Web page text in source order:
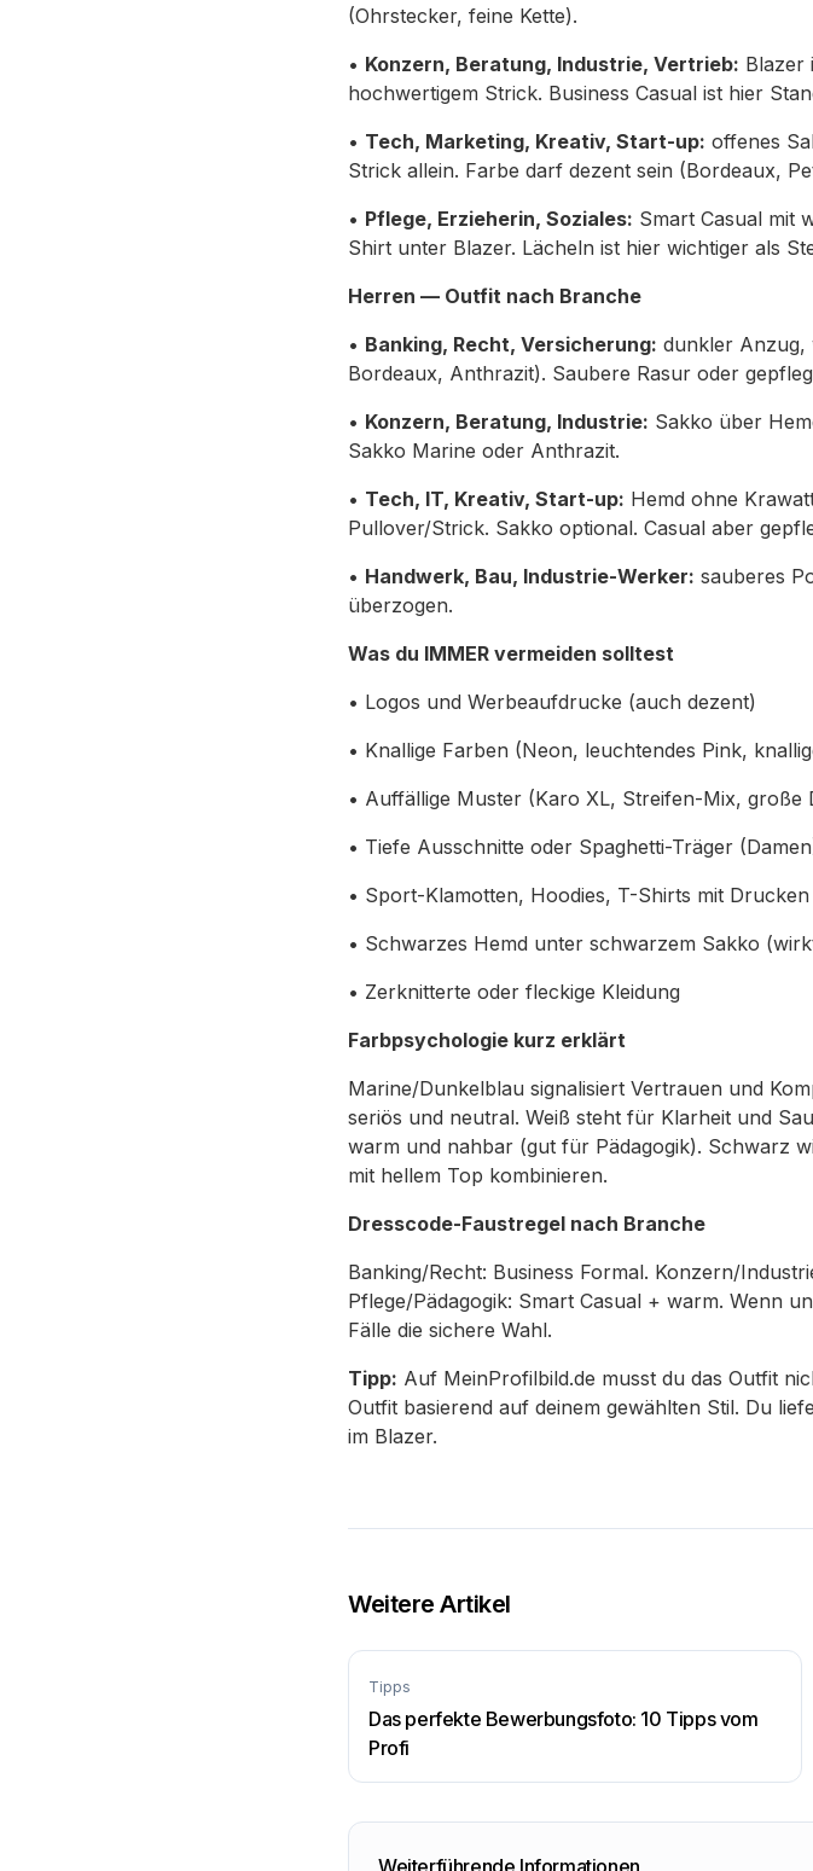
(Ohrstecker, feine Kette).
• Konzern, Beratung, Industrie, Vertrieb: Blazer
hochwertigem Strick. Business Casual ist hier
• Tech, Marketing, Kreativ, Start-up: offenes
Strick allein. Farbe darf dezent sein (Bordeaux,
• Pflege, Erzieherin, Soziales: Smart Casual mit
Shirt unter Blazer. Lächeln ist hier wichtiger als
Herren — Outfit nach Branche
• Banking, Recht, Versicherung: dunkler Anzug,
Bordeaux, Anthrazit). Saubere Rasur oder
• Konzern, Beratung, Industrie: Sakko über
Sakko Marine oder Anthrazit.
• Tech, IT, Kreativ, Start-up: Hemd ohne
Pullover/Strick. Sakko optional. Casual aber
• Handwerk, Bau, Industrie-Werker: sauberes
überzogen.
Was du IMMER vermeiden solltest
• Logos und Werbeaufdrucke (auch dezent)
• Knallige Farben (Neon, leuchtendes Pink,
• Auffällige Muster (Karo XL, Streifen-Mix, große
• Tiefe Ausschnitte oder Spaghetti-Träger
• Sport-Klamotten, Hoodies, T-Shirts mit Drucken
• Schwarzes Hemd unter schwarzem Sakko
• Zerknitterte oder fleckige Kleidung
Farbpsychologie kurz erklärt
Marine/Dunkelblau signalisiert Vertrauen und
seriös und neutral. Weiß steht für Klarheit und
warm und nahbar (gut für Pädagogik). Schwarz
mit hellem Top kombinieren.
Dresscode-Faustregel nach Branche
Banking/Recht: Business Formal. Konzern/
Pflege/Pädagogik: Smart Casual + warm. Wenn
Fälle die sichere Wahl.
Tipp: Auf MeinProfilbild.de musst du das Outfit
Outfit basierend auf deinem gewählten Stil. Du
im Blazer.
Weitere Artikel
Tipps
Das perfekte Bewerbungsfoto: 10 Tipps vom
Profi
Weiterführende Informationen